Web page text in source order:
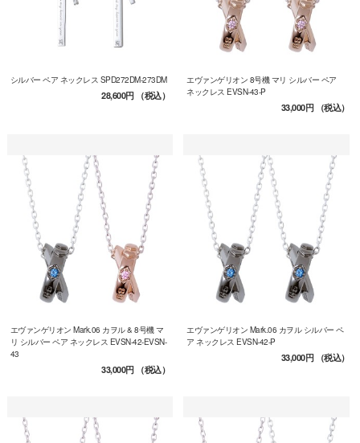
シルバー ペア ネックレス SPD272DM-273DM
28,600円（税込）
エヴァンゲリオン 8号機 マリ シルバー ペア
ネックレス EVSN-43-P
33,000円（税込）
エヴァンゲリオン Mark.06 カヲル & 8号機 マ
リ シルバー ペア ネックレス EVSN-42-EVSN-
43
33,000円（税込）
エヴァンゲリオン Mark.06 カヲル シルバー ペ
ア ネックレス EVSN-42-P
33,000円（税込）